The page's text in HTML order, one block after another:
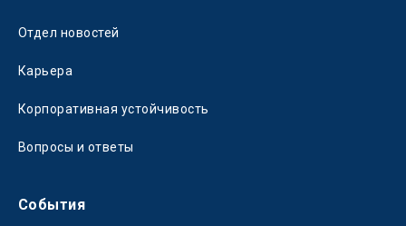
Отдел новостей
Карьера
Корпоративная устойчивость
Вопросы и ответы
События